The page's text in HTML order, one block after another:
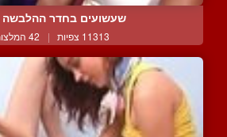
שעשועים בחדר ההלבשה
11313 צפיות | 42 המלצות